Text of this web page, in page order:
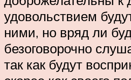
удовольствием
ними, но вряд ли
безоговорочно
так как будут